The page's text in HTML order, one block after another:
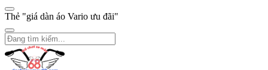
Thẻ "giá dàn áo Vario ưu đãi"